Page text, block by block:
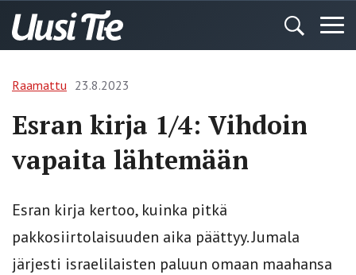
Raamattu 23.8.2023
Esran kirja 1/4: Vihdoin
vapaita lähtemään
Esran kirja kertoo, kuinka pitkä
pakkosiirtolaisuuden aika päättyy. Jumala
järjesti israelilaisten paluun omaan maahansa